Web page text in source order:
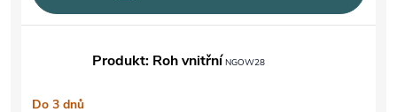
Produkt: Roh vnitřní NGOW28
Do 3 dnů